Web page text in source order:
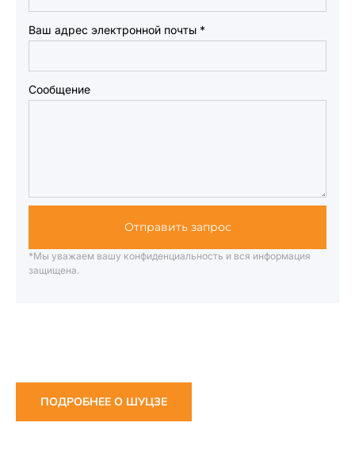
Ваш адрес электронной почты *
Сообщение
Отправить запрос
*Мы уважаем вашу конфиденциальность и вся информация
защищена.
ПОДРОБНЕЕ О ШУЦЗЕ